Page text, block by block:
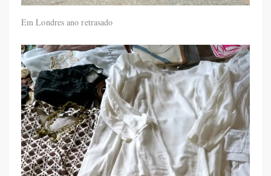
Em Londres ano retrasado